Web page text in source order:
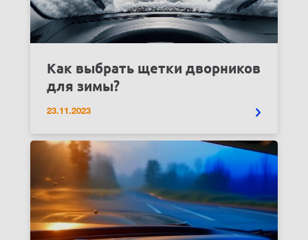
Как выбрать щетки дворников
для зимы?
23.11.2023